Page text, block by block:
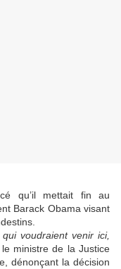
qu’il mettait fin au
Barack Obama visant
voudraient venir ici,
ministre de la Justice
dénonçant la décision